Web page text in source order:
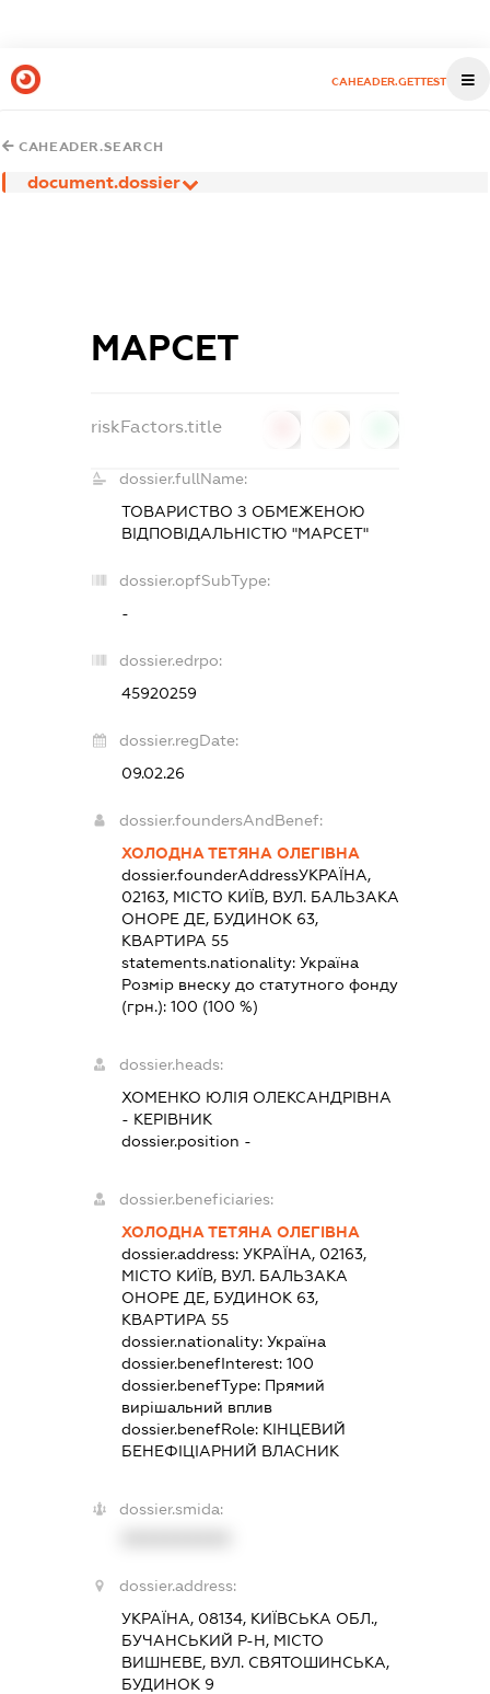
CAHEADER.GETTEST
CAHEADER.SEARCH
document.dossier
МАРСЕТ
riskFactors.title
dossier.fullName:
ТОВАРИСТВО З ОБМЕЖЕНОЮ
ВІДПОВІДАЛЬНІСТЮ "МАРСЕТ"
dossier.opfSubType:
-
dossier.edrpo:
45920259
dossier.regDate:
09.02.26
dossier.foundersAndBenef:
ХОЛОДНА ТЕТЯНА ОЛЕГІВНА
dossier.founderAddressУКРАЇНА,
02163, МІСТО КИЇВ, ВУЛ. БАЛЬЗАКА
ОНОРЕ ДЕ, БУДИНОК 63,
КВАРТИРА 55
statements.nationality: Україна
Розмір внеску до статутного фонду
(грн.): 100 (100 %)
dossier.heads:
ХОМЕНКО ЮЛІЯ ОЛЕКСАНДРІВНА
- КЕРІВНИК
dossier.position -
dossier.beneficiaries:
ХОЛОДНА ТЕТЯНА ОЛЕГІВНА
dossier.address: УКРАЇНА, 02163,
МІСТО КИЇВ, ВУЛ. БАЛЬЗАКА
ОНОРЕ ДЕ, БУДИНОК 63,
КВАРТИРА 55
dossier.nationality: Україна
dossier.benefInterest: 100
dossier.benefType: Прямий
вирішальний вплив
dossier.benefRole: КІНЦЕВИЙ
БЕНЕФІЦІАРНИЙ ВЛАСНИК
dossier.smida:
dossier.address:
УКРАЇНА, 08134, КИЇВСЬКА ОБЛ.,
БУЧАНСЬКИЙ Р-Н, МІСТО
ВИШНЕВЕ, ВУЛ. СВЯТОШИНСЬКА,
БУДИНОК 9